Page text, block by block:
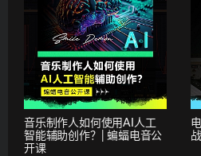
音乐制作人如何使用AI人工
智能辅助创作？| 蝙蝠电音公
开课